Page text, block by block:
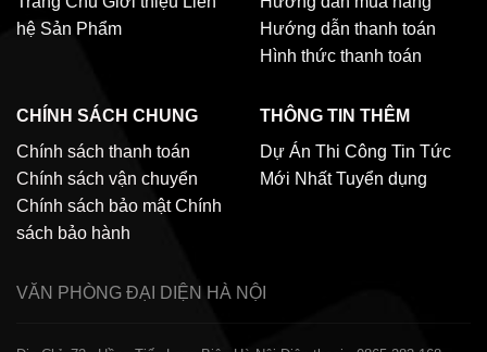
hệ Sản Phẩm
Hướng dẫn thanh toán
Hình thức thanh toán
CHÍNH SÁCH CHUNG
Chính sách thanh toán
Chính sách vận chuyển
Chính sách bảo mật Chính
sách bảo hành
THÔNG TIN THÊM
Dự Án Thi Công Tin Tức
Mới Nhất Tuyển dụng
VĂN PHÒNG ĐẠI DIỆN HÀ NỘI